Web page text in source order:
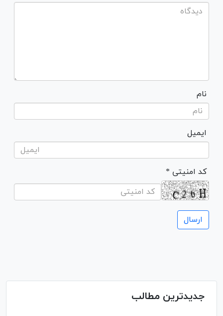
نام
ایمیل
* کد امنیتی
جدیدترین مطالب